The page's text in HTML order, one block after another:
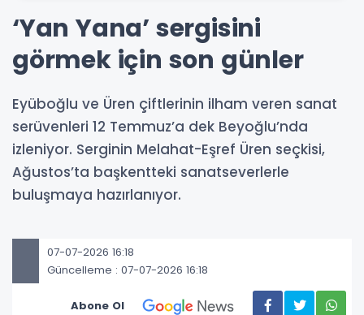
‘Yan Yana’ sergisini
görmek için son günler
Eyüboğlu ve Üren çiftlerinin ilham veren sanat
serüvenleri 12 Temmuz’a dek Beyoğlu’nda
izleniyor. Serginin Melahat-Eşref Üren seçkisi,
Ağustos’ta başkentteki sanatseverlerle
buluşmaya hazırlanıyor.
07-07-2026 16:18
Güncelleme : 07-07-2026 16:18
Abone Ol